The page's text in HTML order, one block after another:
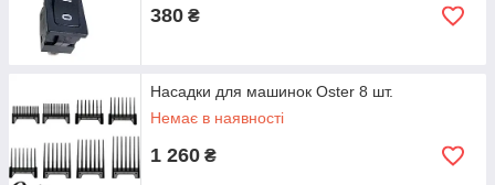
380 ₴
Насадки для машинок Oster 8 шт.
Немає в наявності
1 260 ₴